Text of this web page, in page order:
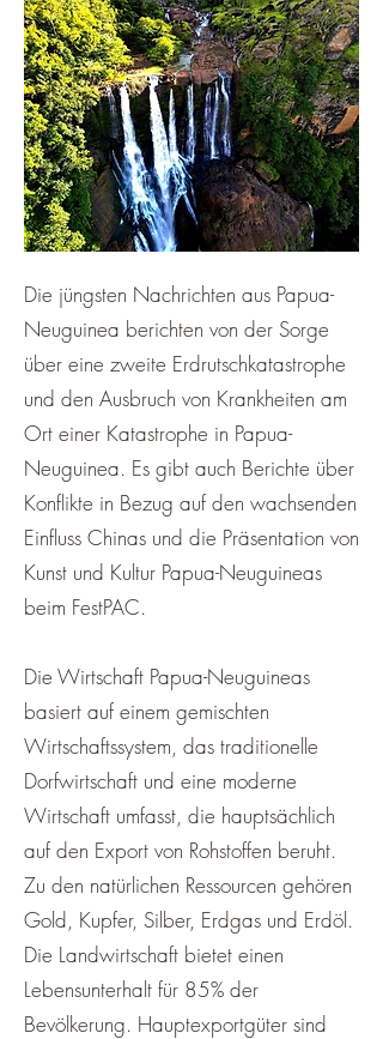
Die jüngsten Nachrichten aus Papua-
Neuguinea berichten von der Sorge
über eine zweite Erdrutschkatastrophe
und den Ausbruch von Krankheiten am
Ort einer Katastrophe in Papua-
Neuguinea. Es gibt auch Berichte über
Konflikte in Bezug auf den wachsenden
Einfluss Chinas und die Präsentation von
Kunst und Kultur Papua-Neuguineas
beim FestPAC.
Die Wirtschaft Papua-Neuguineas
basiert auf einem gemischten
Wirtschaftssystem, das traditionelle
Dorfwirtschaft und eine moderne
Wirtschaft umfasst, die hauptsächlich
auf den Export von Rohstoffen beruht.
Zu den natürlichen Ressourcen gehören
Gold, Kupfer, Silber, Erdgas und Erdöl.
Die Landwirtschaft bietet einen
Lebensunterhalt für 85% der
Bevölkerung. Hauptexportgüter sind